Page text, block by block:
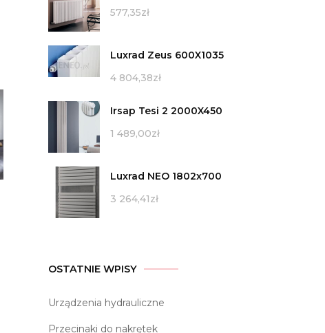
577,35zł
Luxrad Zeus 600X1035
4 804,38zł
Irsap Tesi 2 2000X450
1 489,00zł
Luxrad NEO 1802x700
3 264,41zł
OSTATNIE WPISY
Urządzenia hydrauliczne
Przecinaki do nakrętek